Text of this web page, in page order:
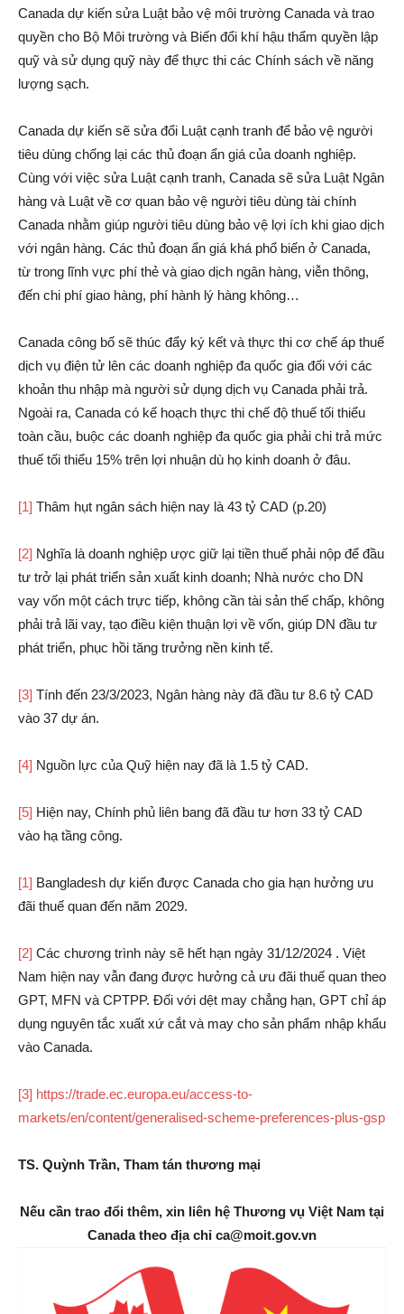
Canada dự kiến sửa Luật bảo vệ môi trường Canada và trao
quyền cho Bộ Môi trường và Biến đổi khí hậu thẩm quyền lập
quỹ và sử dụng quỹ này để thực thi các Chính sách về năng
lượng sạch.
Canada dự kiến sẽ sửa đổi Luật cạnh tranh để bảo vệ người
tiêu dùng chống lại các thủ đoạn ẩn giá của doanh nghiệp.
Cùng với việc sửa Luật cạnh tranh, Canada sẽ sửa Luật Ngân
hàng và Luật về cơ quan bảo vệ người tiêu dùng tài chính
Canada nhằm giúp người tiêu dùng bảo vệ lợi ích khi giao dịch
với ngân hàng. Các thủ đoạn ẩn giá khá phổ biến ở Canada,
từ trong lĩnh vực phí thẻ và giao dịch ngân hàng, viễn thông,
đến chi phí giao hàng, phí hành lý hàng không…
Canada công bố sẽ thúc đẩy ký kết và thực thi cơ chế áp thuế
dịch vụ điện tử lên các doanh nghiệp đa quốc gia đối với các
khoản thu nhập mà người sử dụng dịch vụ Canada phải trả.
Ngoài ra, Canada có kế hoạch thực thi chế độ thuế tối thiểu
toàn cầu, buộc các doanh nghiệp đa quốc gia phải chi trả mức
thuế tối thiểu 15% trên lợi nhuận dù họ kinh doanh ở đâu.
[1] Thâm hụt ngân sách hiện nay là 43 tỷ CAD (p.20)
[2] Nghĩa là doanh nghiệp ược giữ lại tiền thuế phải nộp để đầu
tư trở lại phát triển sản xuất kinh doanh; Nhà nước cho DN
vay vốn một cách trực tiếp, không cần tài sản thế chấp, không
phải trả lãi vay, tạo điều kiện thuận lợi về vốn, giúp DN đầu tư
phát triển, phục hồi tăng trưởng nền kinh tế.
[3] Tính đến 23/3/2023, Ngân hàng này đã đầu tư 8.6 tỷ CAD
vào 37 dự án.
[4] Nguồn lực của Quỹ hiện nay đã là 1.5 tỷ CAD.
[5] Hiện nay, Chính phủ liên bang đã đầu tư hơn 33 tỷ CAD
vào hạ tầng công.
[1] Bangladesh dự kiến được Canada cho gia hạn hưởng ưu
đãi thuế quan đến năm 2029.
[2] Các chương trình này sẽ hết hạn ngày 31/12/2024 . Việt
Nam hiện nay vẫn đang được hưởng cả ưu đãi thuế quan theo
GPT, MFN và CPTPP. Đối với dệt may chẳng hạn, GPT chỉ áp
dụng nguyên tắc xuất xứ cắt và may cho sản phẩm nhập khẩu
vào Canada.
[3] https://trade.ec.europa.eu/access-to-
markets/en/content/generalised-scheme-preferences-plus-gsp
TS. Quỳnh Trần, Tham tán thương mại
Nếu cần trao đổi thêm, xin liên hệ Thương vụ Việt Nam tại
Canada theo địa chỉ ca@moit.gov.vn